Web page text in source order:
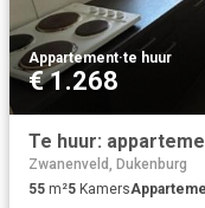
Appartement·te huur
€ 1.268
Te huur:
Zwanenveld, Dukenburg
55 m²5 Kamers